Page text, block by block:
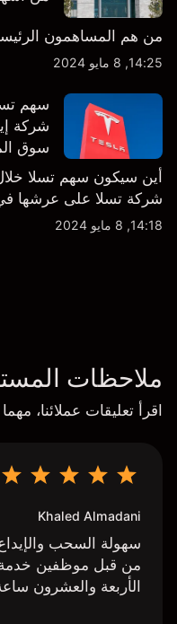
من هم المساهمون
14:25, 8 مايو 2024
شركة
سوق
أين سيكون سهم تسلا
شركة تسلا على عرشها في
14:18, 8 مايو 2024
ملاحظات
اقرأ تعليقات عملائنا،
Khaled Almadani
سهولة السحب
من قبل موظفين خدمة
الأربعة والعشرون